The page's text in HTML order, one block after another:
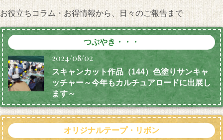
お役立ちコラム・お得情報から、日々のご報告まで
つぶやき・・・
2024/08/02
スキャンカット作品（144）色塗りサンキャ
ッチャー～今年もカルチュアロードに出展し
ます～
オリジナルテープ・リボン